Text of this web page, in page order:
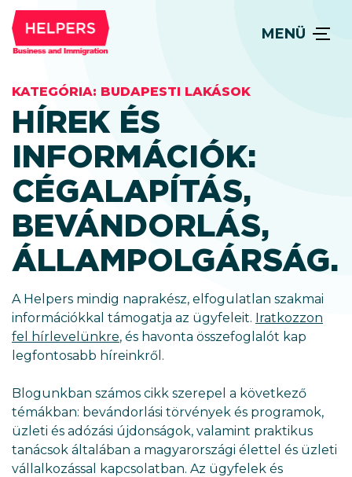
MENÜ
KATEGÓRIA: BUDAPESTI LAKÁSOK
HÍREK ÉS
INFORMÁCIÓK:
CÉGALAPÍTÁS,
BEVÁNDORLÁS,
ÁLLAM­POLGÁRSÁG.
A Helpers mindig naprakész, elfogulatlan szakmai
információkkal támogatja az ügyfeleit. Iratkozzon
fel hírlevelünkre, és havonta összefoglalót kap
legfontosabb híreinkről.
Blogunkban számos cikk szerepel a következő
témákban: bevándorlási törvények és programok,
üzleti és adózási újdonságok, valamint praktikus
tanácsok általában a magyarországi élettel és üzleti
vállalkozással kapcsolatban. Az ügyfelek és